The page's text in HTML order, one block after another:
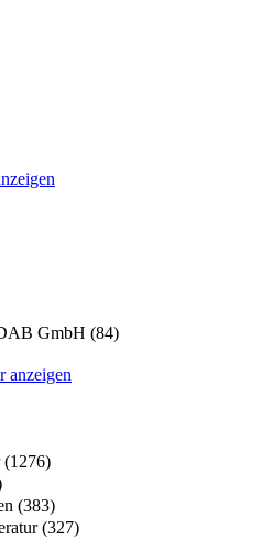
GmbH (84)
anzeigen
(1276)
(383)
(327)